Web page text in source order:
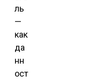
ль
—
как
да
нн
ост